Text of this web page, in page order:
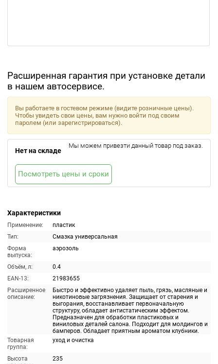
Расширенная гарантия при установке детали
в нашем автосервисе.
Характеристики
Применение:
пластик
Тип:
Смазка универсальная
Форма
выпуска:
аэрозоль
Объём, л:
0.4
EAN-13:
21983655
Расширенное
описание:
Быстро и эффективно удаляет пыль, грязь, масляные и
никотиновые загрязнения. Защищает от старения и
выгорания, восстанавливает первоначальную
структуру, обладает антистатическим эффектом.
Предназначен для обработки пластиковых и
виниловых деталей салона. Подходит для молдингов и
бамперов. Обладает приятным ароматом клубники.
Товарная
группа:
уход и очистка
Высота
235
Вы работаете в гостевом режиме (видите розничные цены).
Чтобы увидеть свои цены, вам нужно войти под своим
паролем (или зарегистрироваться).
Нет на складе
Мы можем привезти данный товар под заказ.
Посмотреть цены и сроки